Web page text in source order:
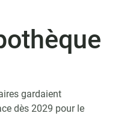
gardaient
dès 2029 pour le